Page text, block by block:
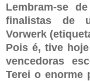
Lembram-se
finalistas de
Vorwerk
Pois é, tive
vencedoras
Terei o enorme